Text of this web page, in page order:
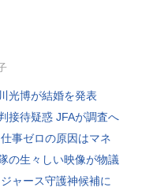
光博が結婚を発表
接待疑惑 JFAが調査へ
事ゼロの原因はマネ
の生々しい映像が物議
ャース守護神候補に